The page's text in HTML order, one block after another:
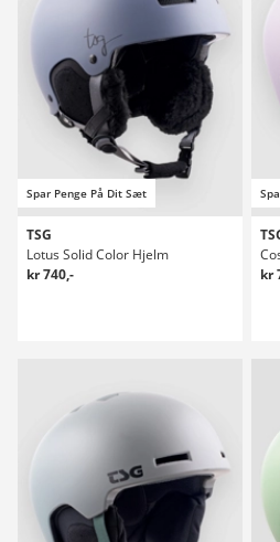
Spar Penge På Dit Sæt
TSG
Lotus Solid Color Hjelm
kr 740,-
kr